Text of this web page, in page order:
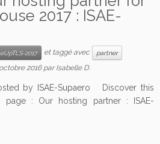
2017 : ISAE-
2017 et taggé avec partner
2016 parIsabelle D.
by ISAE-Supaero Discover this
page : Our hosting partner : ISAE-